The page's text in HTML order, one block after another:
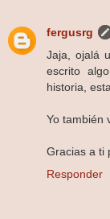
fergusrg
Jaja, ojalá
escrito
historia,
Yo también
Gracias a ti
Responder